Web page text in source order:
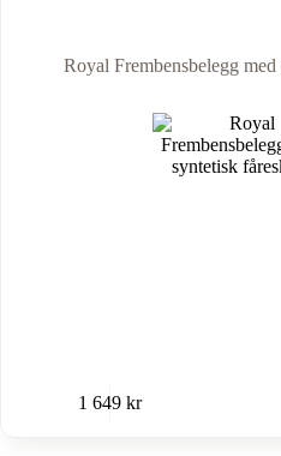
Royal Frembensbelegg
1 649 kr